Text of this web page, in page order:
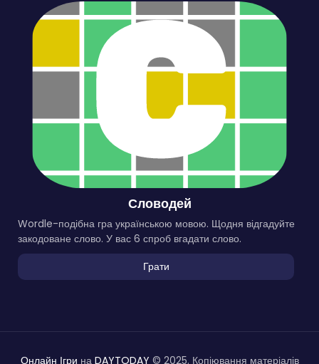
Словодей
Wordle-подібна гра українською мовою. Щодня відгадуйте
закодоване слово. У вас 6 спроб вгадати слово.
Грати
Онлайн Ігри на DAYTODAY © 2025. Копіювання матеріалів